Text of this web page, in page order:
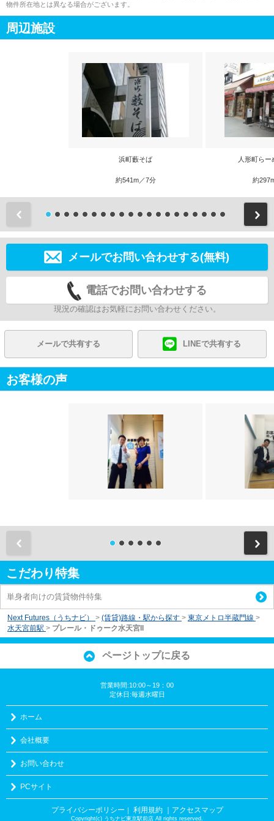
物件所在地とは異なる場合がございます。
周辺施設
浜町藪そば
約541m／7分
人形町ら
約
メールでお問い合わせする(無料)
電話でお問い合わせする
現況の確認はお気軽にお問い合わせください。
メールで共有する LINEで共有する
お客様の声
こだわり特集
単身者向けの賃貸物件特集
Next Futures（うちナビ） > (賃貸)路線・駅から探す > 東京メトロ半蔵門線 >
水天宮前駅 > プレール・ドゥーク水天宮II
ページトップに戻る
営業時間:10:00～19：00
定休日:毎週水曜日
ホーム
会社概要
お問い合わせ
PCサイト
プライバシーポリシー 利用規約 ｜アクセスマップ
Copyright(c) うちナビ東京駅前店 All rights reserved.